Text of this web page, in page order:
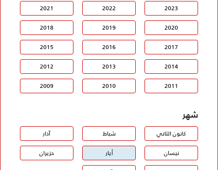
2023
2022
2021
2020
2019
2018
2017
2016
2015
2014
2013
2012
2011
2010
2009
شهر
كانون الثاني شباط آذار
نيسان أيار حزيران